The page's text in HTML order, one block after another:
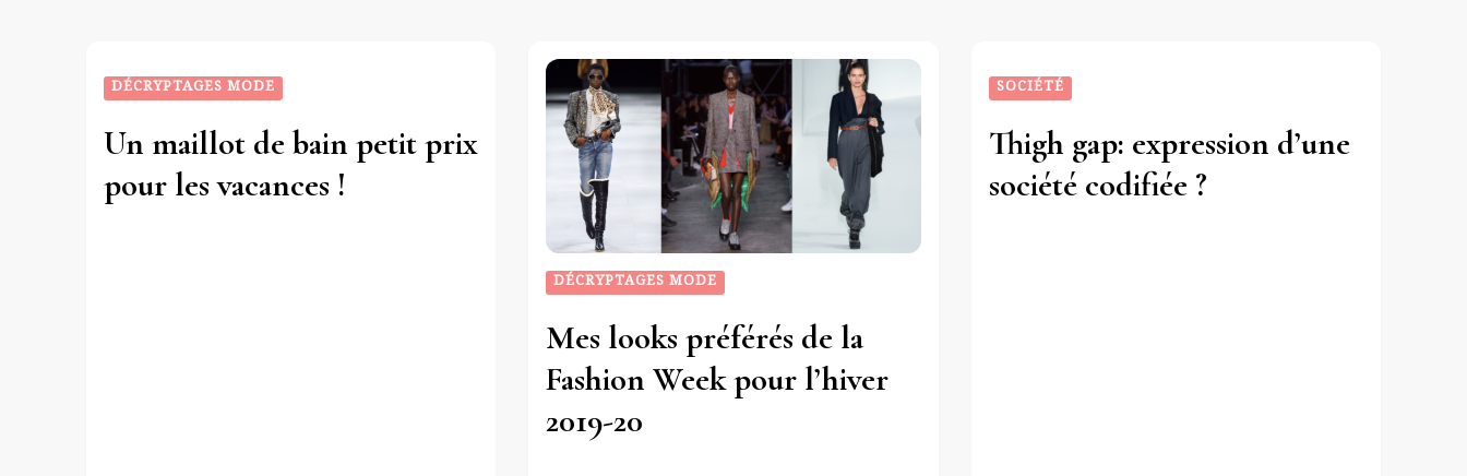
DÉCRYPTAGES MODE
Un maillot de bain petit prix
pour les vacances !
DÉCRYPTAGES MODE
Mes looks préférés de la
Fashion Week pour l’hiver
2019-20
SOCIÉTÉ
Thigh gap: expression d’une
société codifiée ?